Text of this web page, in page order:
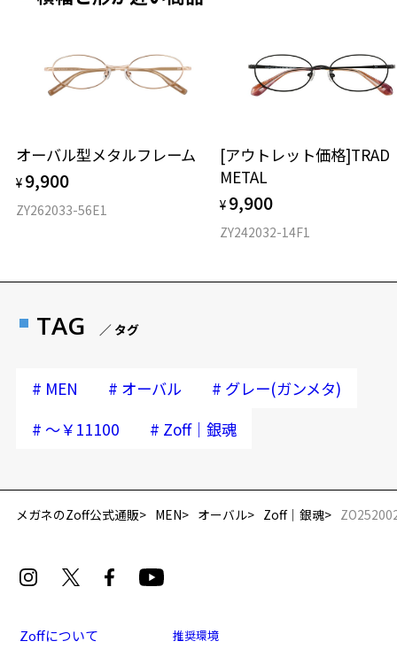
オーバル型メタルフレーム
¥ 9,900
ZY262033-56E1
[アウトレット価格]TRAD
METAL
¥ 9,900
ZY242032-14F1
TAG ／ タグ
# MEN # オーバル # グレー(ガンメタ)
# ～￥11100 # Zoff｜銀魂
メガネのZoff公式通販 MEN オーバル Zoff｜銀魂
Zoffについて 推奨環境